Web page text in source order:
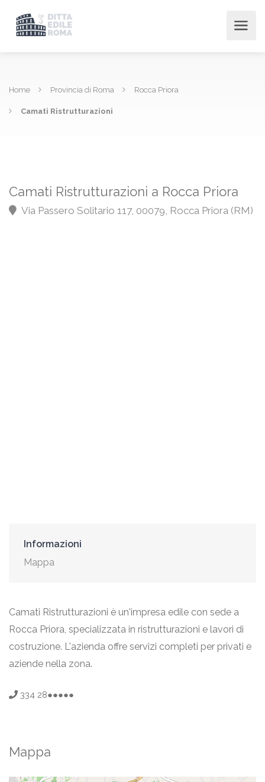
Home Provincia di Roma Rocca Priora
Camati Ristrutturazioni
Camati Ristrutturazioni a Rocca Priora
Via Passero Solitario 117, 00079, Rocca Priora (RM)
Informazioni
Mappa
Camati Ristrutturazioni è un'impresa edile con sede a
Rocca Priora, specializzata in ristrutturazioni e lavori di
costruzione. L'azienda offre servizi completi per privati e
aziende nella zona.
334 28●●●●●
Mappa